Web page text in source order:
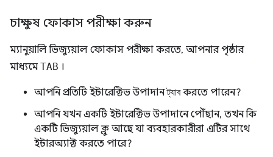
চাক্ষুষ ফোকাস পরীক্ষা করুন
ম্যানুয়ালি ভিজ্যুয়াল ফোকাস পরীক্ষা করতে, আপনার পৃষ্ঠার
মাধ্যমে TAB ।
আপনি প্রতিটি ইন্টারেক্টিভ উপাদানট্যাবকরতে পারেন?
আপনি যখন একটি ইন্টারেক্টিভ উপাদানে পৌঁছান, তখন কি
একটি ভিজ্যুয়াল ক্লু আছে যা ব্যবহারকারীরা এটির সাথে
ইন্টারঅ্যাক্ট করতে পারে?